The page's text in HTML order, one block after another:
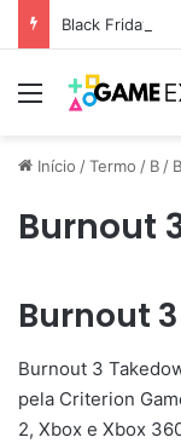
Black Friday:
Menu
Início /Termo / B /
Burnout
Burnout
Burnout 3
pela Criterion
2, Xbox e Xbox